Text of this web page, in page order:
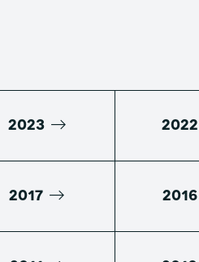
2023 2022
2017 2016